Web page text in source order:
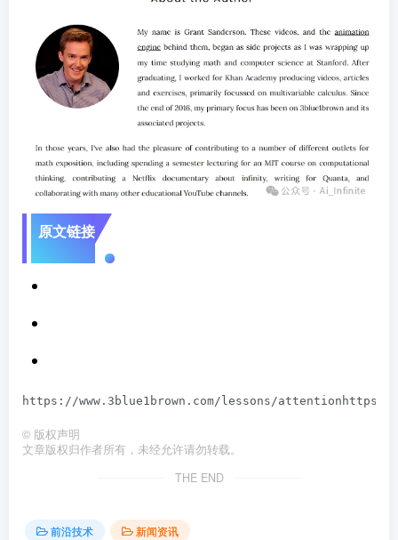
原文链接
https://www.3blue1brown.com/lessons/attentionhttps://
© 版权声明
文章版权归作者所有，未经允许请勿转载。
THE END
前沿技术 新闻资讯